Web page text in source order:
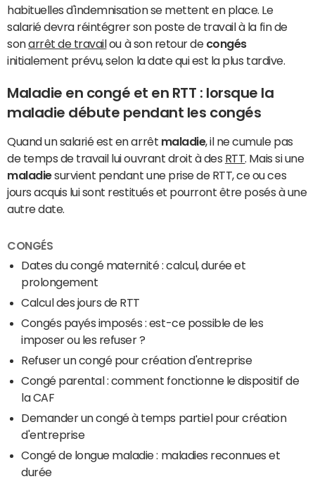
habituelles d'indemnisation se mettent en place. Le
salarié devra réintégrer son poste de travail à la fin de
sonarrêt de travail ou à son retour de congés
initialement prévu, selon la date qui est la plus tardive.
Maladie en congé et en RTT : lorsque la
maladie débute pendant les congés
Quand un salarié est en arrêt maladie, il ne cumule pas
de temps de travail lui ouvrant droit à des RTT . Mais si une
maladiesurvient pendant une prise de RTT, ce ou ces
jours acquis lui sont restitués et pourront être posés à une
autre date.
CONGÉS
Dates du congé maternité : calcul, durée et
prolongement
Calcul des jours de RTT
Congés payés imposés : est-ce possible de les
imposer ou les refuser ?
Refuser un congé pour création d'entreprise
Congé parental : comment fonctionne le dispositif de
la CAF
Demander un congé à temps partiel pour création
d'entreprise
Congé de longue maladie : maladies reconnues et
durée